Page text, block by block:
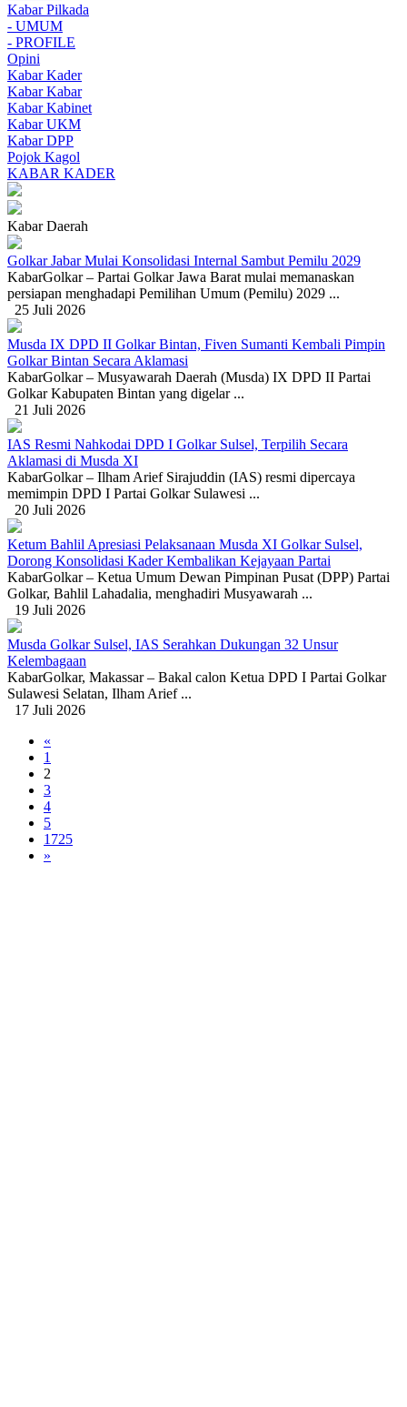
Kabar Pilkada
- UMUM
- PROFILE
Opini
Kabar Kader
Kabar Kabar
Kabar Kabinet
Kabar UKM
Kabar DPP
Pojok Kagol
KABAR KADER
Kabar Daerah
Golkar Jabar Mulai Konsolidasi Internal Sambut Pemilu 2029
KabarGolkar – Partai Golkar Jawa Barat mulai memanaskan
persiapan menghadapi Pemilihan Umum (Pemilu) 2029 ...
25 Juli 2026
Musda IX DPD II Golkar Bintan, Fiven Sumanti Kembali Pimpin
Golkar Bintan Secara Aklamasi
KabarGolkar – Musyawarah Daerah (Musda) IX DPD II Partai
Golkar Kabupaten Bintan yang digelar ...
21 Juli 2026
IAS Resmi Nahkodai DPD I Golkar Sulsel, Terpilih Secara
Aklamasi di Musda XI
KabarGolkar – Ilham Arief Sirajuddin (IAS) resmi dipercaya
memimpin DPD I Partai Golkar Sulawesi ...
20 Juli 2026
Ketum Bahlil Apresiasi Pelaksanaan Musda XI Golkar Sulsel,
Dorong Konsolidasi Kader Kembalikan Kejayaan Partai
KabarGolkar – Ketua Umum Dewan Pimpinan Pusat (DPP) Partai
Golkar, Bahlil Lahadalia, menghadiri Musyawarah ...
19 Juli 2026
Musda Golkar Sulsel, IAS Serahkan Dukungan 32 Unsur
Kelembagaan
KabarGolkar, Makassar – Bakal calon Ketua DPD I Partai Golkar
Sulawesi Selatan, Ilham Arief ...
17 Juli 2026
«
1
2
3
4
5
1725
»